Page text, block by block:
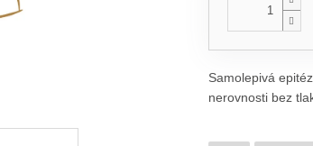
Samolepivá
nerovnosti bez